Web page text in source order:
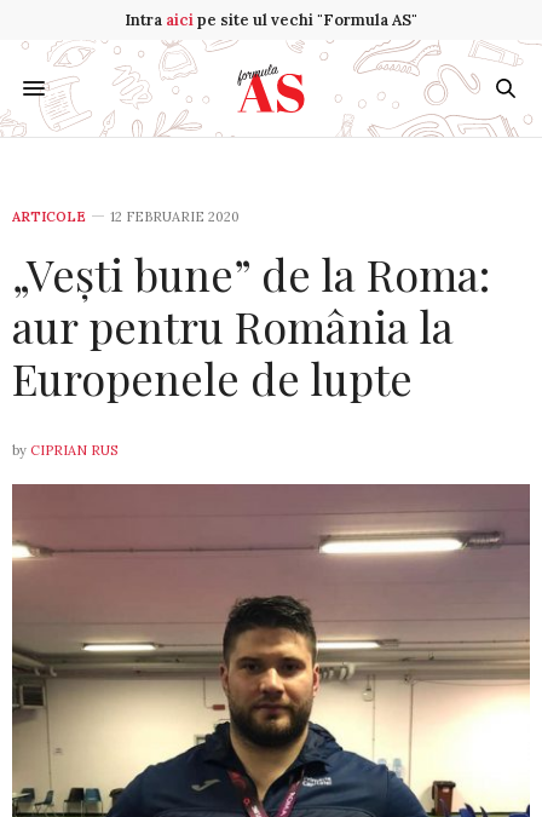
Intra aicipe site ul vechi "Formula AS"
ARTICOLE 12 FEBRUARIE 2020
„Vești bune” de la Roma:
aur pentru România la
Europenele de lupte
by CIPRIAN RUS